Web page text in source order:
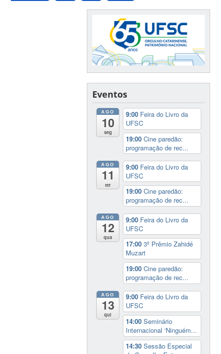
Eventos
AGO
10
seg
9:00 Feira do Livro da
UFSC
19:00Cine paredão:
programação de rec...
AGO
11
ter
9:00 Feira do Livro da
UFSC
19:00Cine paredão:
programação de rec...
AGO
12
qua
9:00 Feira do Livro da
UFSC
17:003º Prêmio Zahidé
Muzart
19:00Cine paredão:
programação de rec...
AGO
13
qui
9:00 Feira do Livro da
UFSC
14:00Seminário
Internacional ‘Ninguém...
14:30Sessão Especial